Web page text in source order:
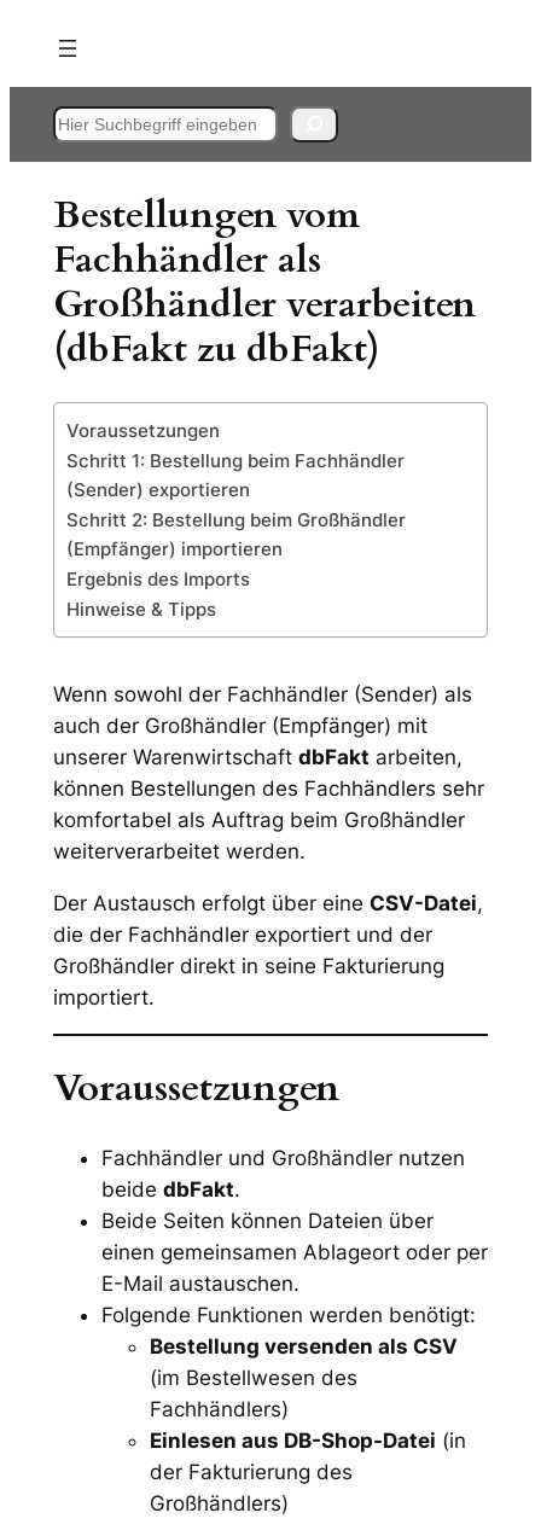
Inhalt
springen
Suchen
Bestellungen vom
Fachhändler als
Großhändler verarbeiten
(dbFakt zu dbFakt)
Voraussetzungen
Schritt 1: Bestellung beim Fachhändler
(Sender) exportieren
Schritt 2: Bestellung beim Großhändler
(Empfänger) importieren
Ergebnis des Imports
Hinweise & Tipps
Wenn sowohl der Fachhändler (Sender) als
auch der Großhändler (Empfänger) mit
unserer Warenwirtschaft dbFakt arbeiten,
können Bestellungen des Fachhändlers sehr
komfortabel als Auftrag beim Großhändler
weiterverarbeitet werden.
Der Austausch erfolgt über eine CSV-Datei,
die der Fachhändler exportiert und der
Großhändler direkt in seine Fakturierung
importiert.
Voraussetzungen
Fachhändler und Großhändler nutzen
beide dbFakt.
Beide Seiten können Dateien über
einen gemeinsamen Ablageort oder per
E-Mail austauschen.
Folgende Funktionen werden benötigt:
Bestellung versenden als CSV
(im Bestellwesen des
Fachhändlers)
Einlesen aus DB-Shop-Datei (in
der Fakturierung des
Großhändlers)